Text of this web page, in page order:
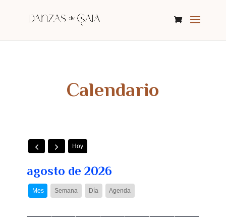
Calendario
Hoy
agosto de 2026
Mes Semana Día Agenda